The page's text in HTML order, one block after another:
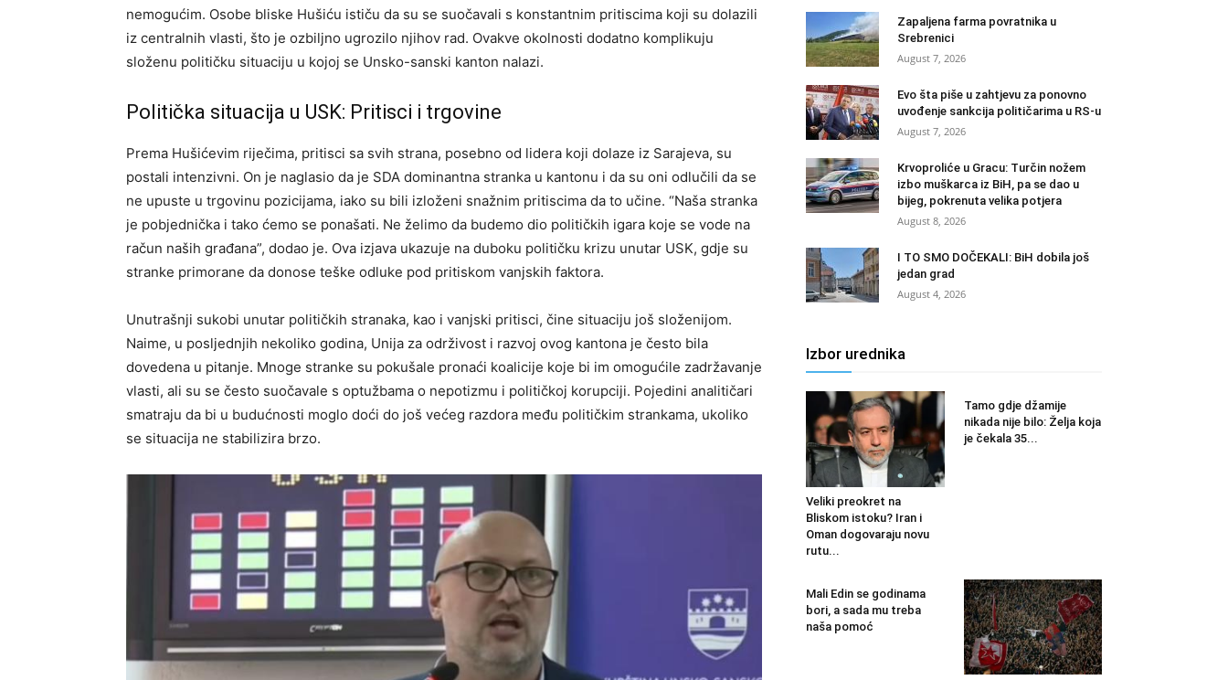
nemogućim. Osobe bliske Hušiću ističu da su se suočavali s konstantnim pritiscima koji su dolazili
iz centralnih vlasti, što je ozbiljno ugrozilo njihov rad. Ovakve okolnosti dodatno komplikuju
složenu političku situaciju u kojoj se Unsko-sanski kanton nalazi.
Politička situacija u USK: Pritisci i trgovine
Prema Hušićevim riječima, pritisci sa svih strana, posebno od lidera koji dolaze iz Sarajeva, su
postali intenzivni. On je naglasio da je SDA dominantna stranka u kantonu i da su oni odlučili da se
ne upuste u trgovinu pozicijama, iako su bili izloženi snažnim pritiscima da to učine. “Naša stranka
je pobjednička i tako ćemo se ponašati. Ne želimo da budemo dio političkih igara koje se vode na
račun naših građana”, dodao je. Ova izjava ukazuje na duboku političku krizu unutar USK, gdje su
stranke primorane da donose teške odluke pod pritiskom vanjskih faktora.
Unutrašnji sukobi unutar političkih stranaka, kao i vanjski pritisci, čine situaciju još složenijom.
Naime, u posljednjih nekoliko godina, Unija za održivost i razvoj ovog kantona je često bila
dovedena u pitanje. Mnoge stranke su pokušale pronaći koalicije koje bi im omogućile zadržavanje
vlasti, ali su se često suočavale s optužbama o nepotizmu i političkoj korupciji. Pojedini analitičari
smatraju da bi u budućnosti moglo doći do još većeg razdora među političkim strankama, ukoliko
se situacija ne stabilizira brzo.
Zapaljena farma povratnika u
Srebrenici
August 7, 2026
Evo šta piše u zahtjevu za ponovno
uvođenje sankcija političarima u RS-u
August 7, 2026
Krvoproliće u Gracu: Turčin nožem
izbo muškarca iz BiH, pa se dao u
bijeg, pokrenuta velika potjera
August 8, 2026
I TO SMO DOČEKALI: BiH dobila još
jedan grad
August 4, 2026
Izbor urednika
Veliki preokret na
Bliskom istoku? Iran i
Oman dogovaraju novu
rutu...
Tamo gdje džamije
nikada nije bilo: Želja koja
je čekala 35...
Mali Edin se godinama
bori, a sada mu treba
naša pomoć